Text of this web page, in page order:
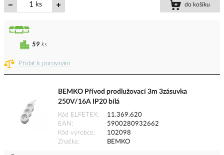
ks do košíku
Přidat k porovnání
59 ks
BEMKO Přívod prodlužovací 3m 3zásuvka
250V/16A IP20 bílá
Kód ELFETEX
11.369.620
EAN
5900280932662
Kód výrobce
102098
Značka
BEMKO